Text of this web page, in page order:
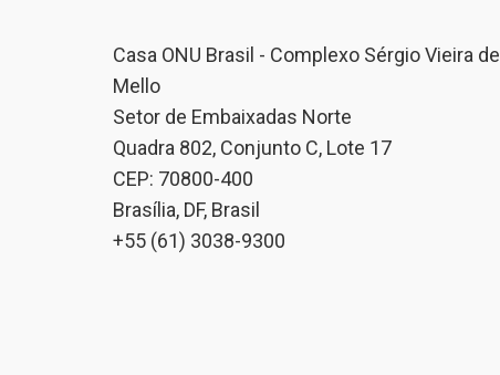
Casa ONU Brasil - Complexo Sérgio Vieira de
Mello
Setor de Embaixadas Norte
Quadra 802, Conjunto C, Lote 17
CEP: 70800-400
Brasília, DF, Brasil
+55 (61) 3038-9300